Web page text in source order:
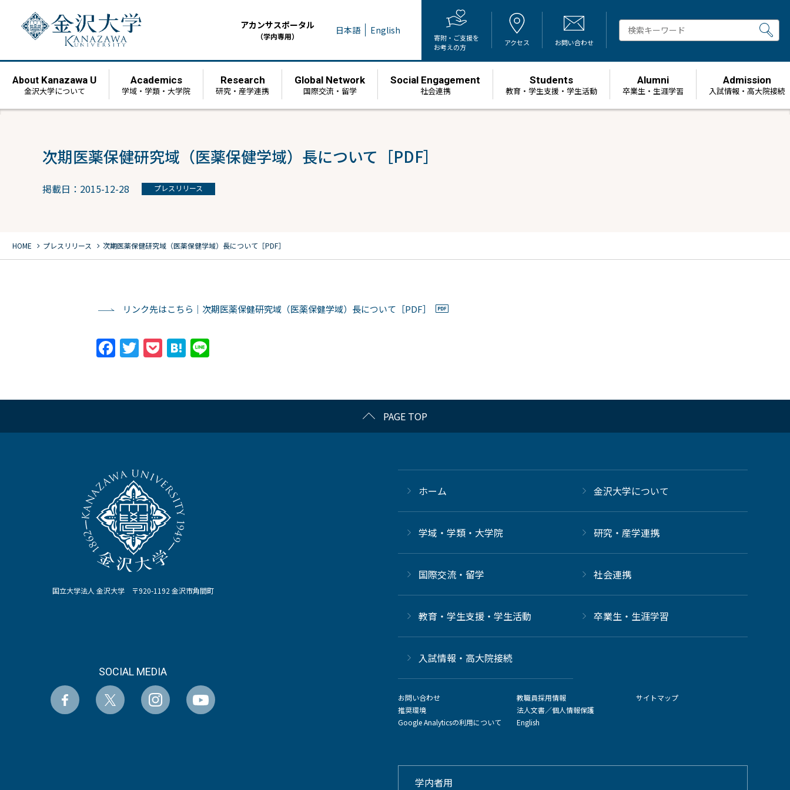
アカンサスポータル
（学内専用） 日本語 English
寄附・ご支援を
お考えの方
アクセス お問い合わせ
About Kanazawa U
金沢大学について
Academics
学域・学類・大学院
Research
研究・産学連携
Global Network
国際交流・留学
Social Engagement
社会連携
Students
教育・学生支援・学生活動
Alumni
卒業生・生涯学習
Admission
⼊試情報・高大院接続
次期医薬保健研究域（医薬保健学域）長について［PDF］
掲載日：2015-12-28 プレスリリース
HOME chevron_right プレスリリース chevron_right 次期医薬保健研究域（医薬保健学域）長について［PDF］
リンク先はこちら｜次期医薬保健研究域（医薬保健学域）長について［PDF］
Facebook
Twitter
PocketHatena
PAGE TOP
国立大学法人 金沢大学 〒920-1192 金沢市角間町
SOCIAL MEDIA
ホーム 金沢大学について
学域・学類・大学院 研究・産学連携
国際交流・留学 社会連携
教育・学生支援・学生活動 卒業生・生涯学習
⼊試情報・高大院接続
お問い合わせ
推奨環境
Google Analyticsの利用について
教職員採用情報
法人文書／個人情報保護
English
サイトマップ
学内者用